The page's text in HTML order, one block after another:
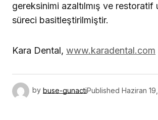
gereksinimi azaltılmış ve restoratif
süreci basitleştirilmiştir.
Kara Dental, www.karadental.com
by buse-gunactiPublished Haziran